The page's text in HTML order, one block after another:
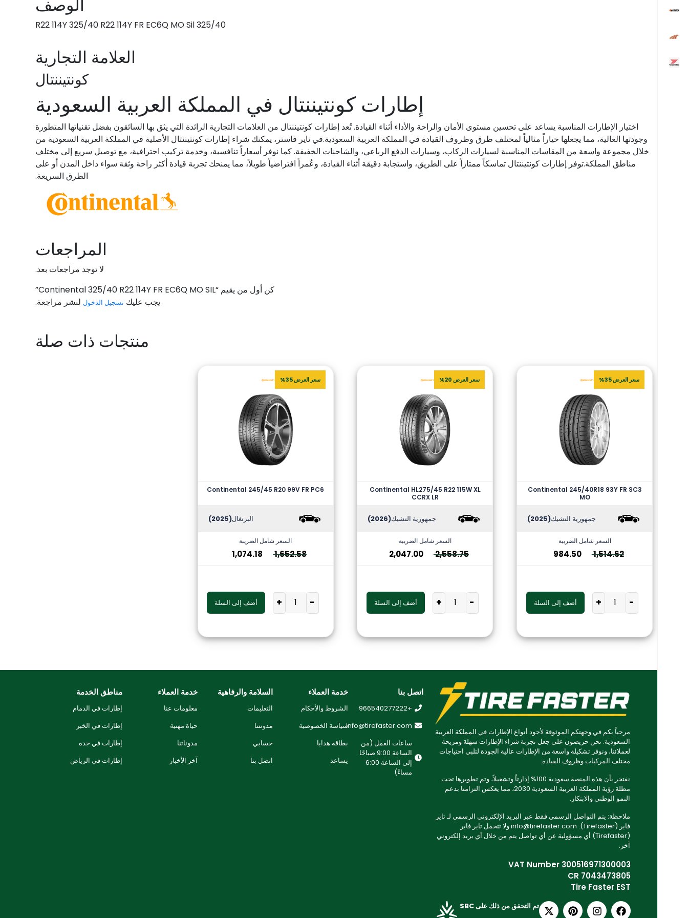
الوصف
325/40 R22 114Y 325/40 R22 114Y FR EC6Q MO Sil
العلامة التجارية
كونتيننتال
إطارات كونتيننتال في المملكة العربية السعودية
اختيار الإطارات المناسبة يساعد على تحسين مستوى الأمان والراحة والأداء أثناء القيادة. تُعد إطارات كونتيننتال من العلامات التجارية الرائدة التي يثق بها السائقون بفضل تقنياتها المتطورة
وجودتها العالية، مما يجعلها خياراً مثالياً لمختلف طرق وظروف القيادة في المملكة العربية السعودية.في تاير فاستر، يمكنك شراء إطارات كونتيننتال الأصلية في المملكة العربية السعودية من
خلال مجموعة واسعة من المقاسات المناسبة لسيارات الركاب، وسيارات الدفع الرباعي، والشاحنات الخفيفة. كما نوفر أسعاراً تنافسية، وخدمة تركيب احترافية، مع توصيل سريع إلى مختلف
مناطق المملكة.توفر إطارات كونتيننتال تماسكاً ممتازاً على الطريق، واستجابة دقيقة أثناء القيادة، وعُمراً افتراضياً طويلاً، مما يمنحك تجربة قيادة أكثر راحة وثقة سواء داخل المدن أو على
الطرق السريعة.
المراجعات
لا توجد مراجعات بعد.
كن أول من يقيم “Continental 325/40 R22 114Y FR EC6Q MO SIL”
يجب عليكتسجيل الدخول لنشر مراجعة.
منتجات ذات صلة
سعر العرض 35%
Continental 245/40R18 93Y FR SC3
MO
جمهورية التشيك(2025)
السعر شامل الضريبة
1,514.62
984.50
-
+ أضف إلى السلة
سعر العرض 20%
Continental HL275/45 R22 115W XL
CCRX LR
جمهورية التشيك(2026)
السعر شامل الضريبة
2,558.75
2,047.00
-
+ أضف إلى السلة
سعر العرض 35%
Continental 245/45 R20 99V FR PC6
البرتغال(2025)
السعر شامل الضريبة
1,652.58
1,074.18
-
+ أضف إلى السلة
مرحباً بكم في وجهتكم الموثوقة لأجود أنواع الإطارات في المملكة العربية
السعودية. نحن حريصون على جعل تجربة شراء الإطارات سهلة ومريحة
لعملائنا، ونوفر تشكيلة واسعة من الإطارات عالية الجودة لتلبي احتياجات
مختلف المركبات وظروف القيادة.
نفتخر بأن هذه المنصة سعودية 100% إدارتاً وتشغيلاً، وتم تطويرها تحت
مظلة رؤية المملكة العربية السعودية 2030، مما يعكس التزامنا بدعم
النمو الوطني والابتكار.
ملاحظة: يتم التواصل الرسمي فقط عبر البريد الإلكتروني الرسمي لـ تاير
فاير (Tirefaster): info@tirefaster.com ولا تتحمل تاير فاير
(Tirefaster) أي مسؤولية عن أي تواصل يتم من خلال أي بريد إلكتروني
آخر.
VAT Number 300516971300003
CR 7043473805
Tire Faster EST
تم التحقق من ذلك على SBC
اتصل بنا
+966540277222
info@tirefaster.com
ساعات العمل (من
الساعة 9:00 صباحًا
إلى الساعة 6:00
مساءً)
خدمة العملاء
الشروط والأحكام
سياسة الخصوصية
بطاقة هدايا
يساعد
السلامة والرفاهية
التعليمات
مدونتنا
حسابي
اتصل بنا
خدمة العملاء
معلومات عنا
حياة مهنية
مدوناتنا
آخر الأخبار
مناطق الخدمة
إطارات في الدمام
إطارات في الخبر
إطارات في جدة
إطارات في الرياض